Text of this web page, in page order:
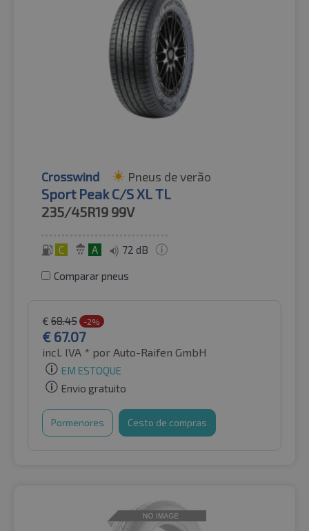
Crosswind Pneus de verão
Sport Peak C/S XL TL
235/45R19 99V
C A 72 dB
Comparar pneus
€ 68.45 -2%
€ 67.07
incl. IVA * por Auto-Raifen GmbH
EM ESTOQUE
Envio gratuito
Pormenores Cesto de compras